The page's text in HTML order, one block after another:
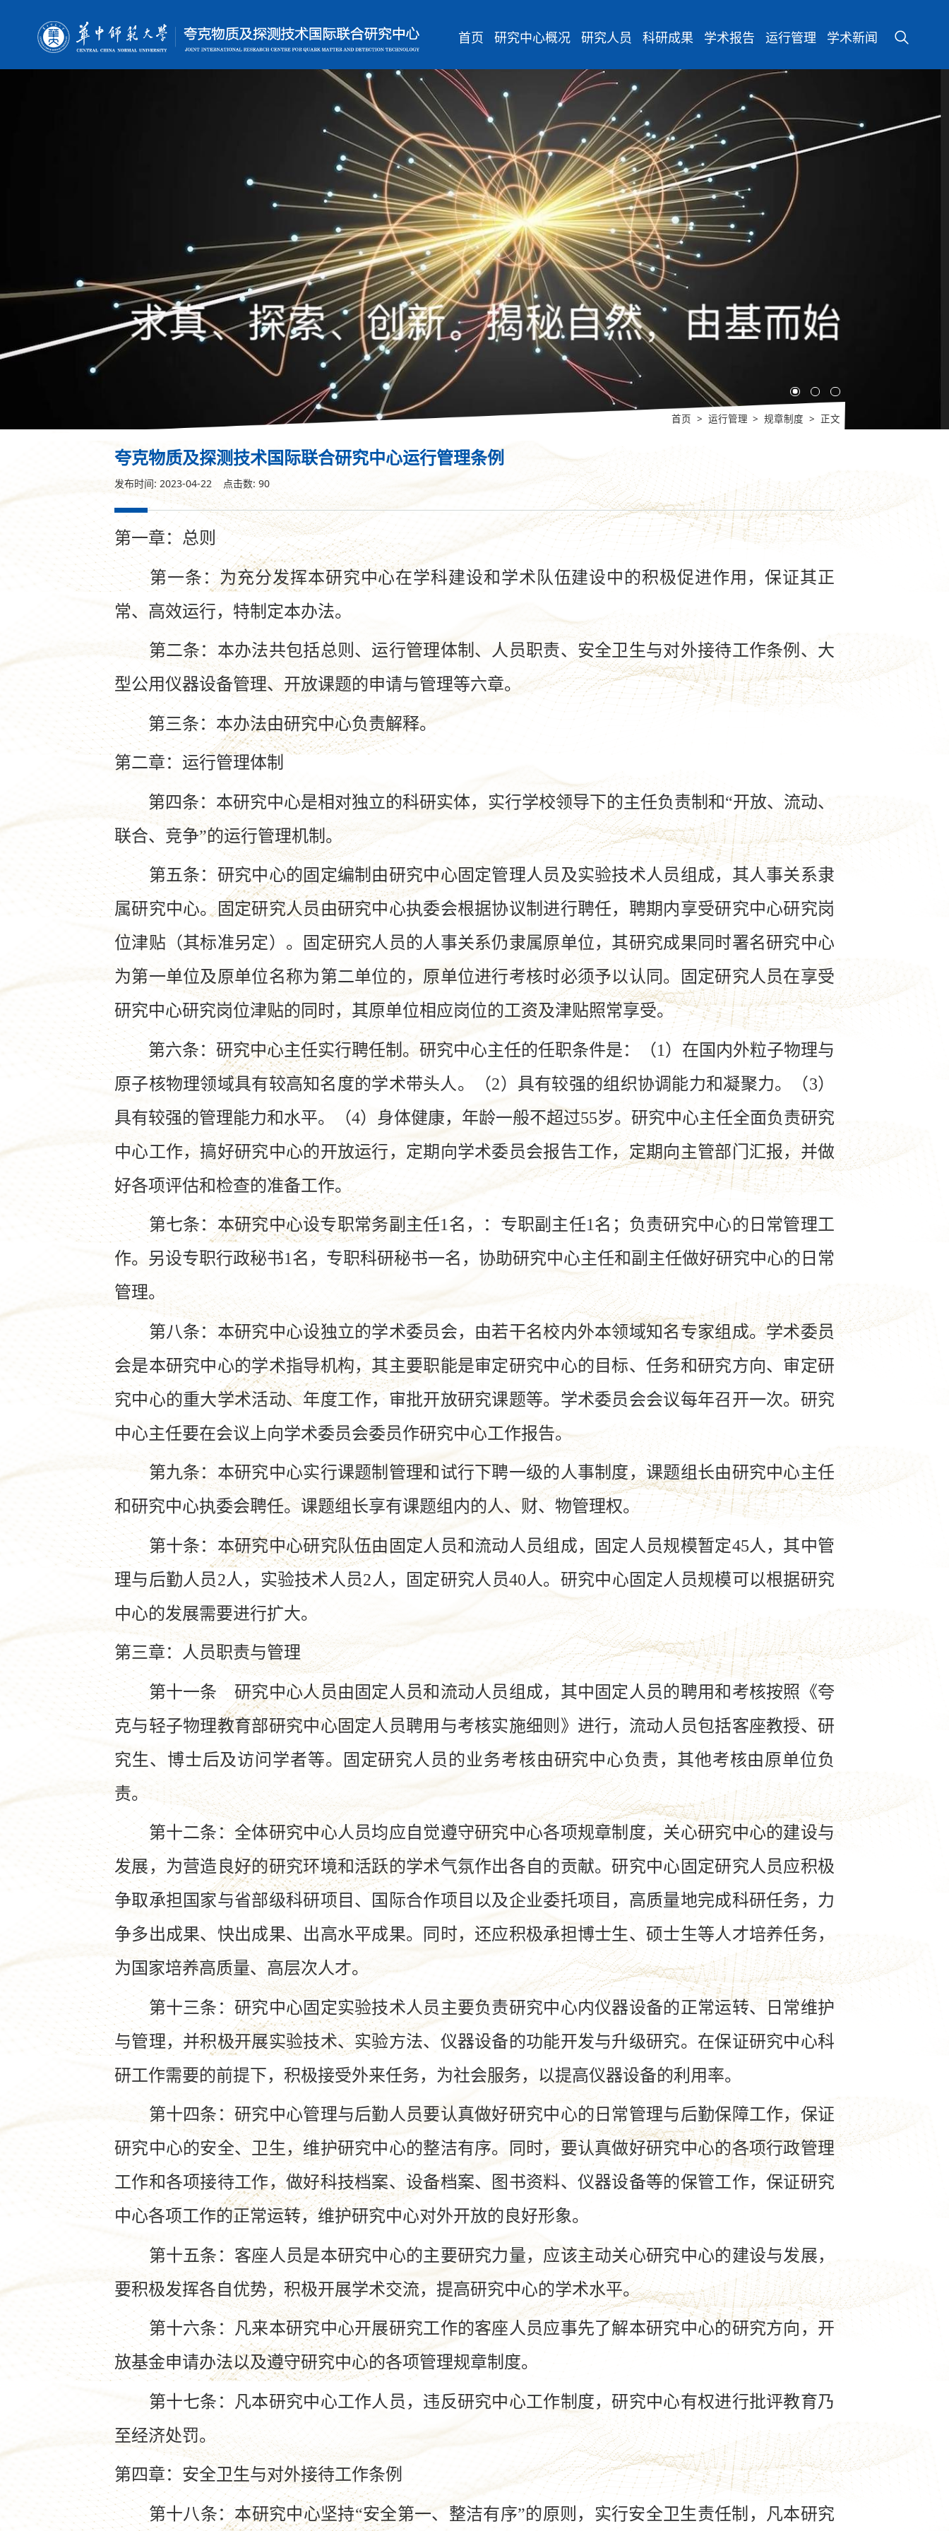
首页 研究中心概况 研究人员 科研成果 学术报告 运行管理 学术新闻
首页 > 运行管理 > 规章制度 > 正文
夸克物质及探测技术国际联合研究中心运行管理条例
发布时间: 2023-04-22 点击数: 90
第一章：总则
第一条：为充分发挥本研究中心在学科建设和学术队伍建设中的积极促进作用，保证其正
常、高效运行，特制定本办法。
第二条：本办法共包括总则、运行管理体制、人员职责、安全卫生与对外接待工作条例、大
型公用仪器设备管理、开放课题的申请与管理等六章。
第三条：本办法由研究中心负责解释。
第二章：运行管理体制
第四条：本研究中心是相对独立的科研实体，实行学校领导下的主任负责制和“开放、流动、
联合、竞争”的运行管理机制。
第五条：研究中心的固定编制由研究中心固定管理人员及实验技术人员组成，其人事关系隶
属研究中心。固定研究人员由研究中心执委会根据协议制进行聘任，聘期内享受研究中心研究岗
位津贴（其标准另定）。固定研究人员的人事关系仍隶属原单位，其研究成果同时署名研究中心
为第一单位及原单位名称为第二单位的，原单位进行考核时必须予以认同。固定研究人员在享受
研究中心研究岗位津贴的同时，其原单位相应岗位的工资及津贴照常享受。
第六条：研究中心主任实行聘任制。研究中心主任的任职条件是：（1）在国内外粒子物理与
原子核物理领域具有较高知名度的学术带头人。（2）具有较强的组织协调能力和凝聚力。（3）
具有较强的管理能力和水平。（4）身体健康，年龄一般不超过55岁。研究中心主任全面负责研究
中心工作，搞好研究中心的开放运行，定期向学术委员会报告工作，定期向主管部门汇报，并做
好各项评估和检查的准备工作。
第七条：本研究中心设专职常务副主任1名，：专职副主任1名；负责研究中心的日常管理工
作。另设专职行政秘书1名，专职科研秘书一名，协助研究中心主任和副主任做好研究中心的日常
管理。
第八条：本研究中心设独立的学术委员会，由若干名校内外本领域知名专家组成。学术委员
会是本研究中心的学术指导机构，其主要职能是审定研究中心的目标、任务和研究方向、审定研
究中心的重大学术活动、年度工作，审批开放研究课题等。学术委员会会议每年召开一次。研究
中心主任要在会议上向学术委员会委员作研究中心工作报告。
第九条：本研究中心实行课题制管理和试行下聘一级的人事制度，课题组长由研究中心主任
和研究中心执委会聘任。课题组长享有课题组内的人、财、物管理权。
第十条：本研究中心研究队伍由固定人员和流动人员组成，固定人员规模暂定45人，其中管
理与后勤人员2人，实验技术人员2人，固定研究人员40人。研究中心固定人员规模可以根据研究
中心的发展需要进行扩大。
第三章：人员职责与管理
第十一条 研究中心人员由固定人员和流动人员组成，其中固定人员的聘用和考核按照《夸
克与轻子物理教育部研究中心固定人员聘用与考核实施细则》进行，流动人员包括客座教授、研
究生、博士后及访问学者等。固定研究人员的业务考核由研究中心负责，其他考核由原单位负
责。
第十二条：全体研究中心人员均应自觉遵守研究中心各项规章制度，关心研究中心的建设与
发展，为营造良好的研究环境和活跃的学术气氛作出各自的贡献。研究中心固定研究人员应积极
争取承担国家与省部级科研项目、国际合作项目以及企业委托项目，高质量地完成科研任务，力
争多出成果、快出成果、出高水平成果。同时，还应积极承担博士生、硕士生等人才培养任务，
为国家培养高质量、高层次人才。
第十三条：研究中心固定实验技术人员主要负责研究中心内仪器设备的正常运转、日常维护
与管理，并积极开展实验技术、实验方法、仪器设备的功能开发与升级研究。在保证研究中心科
研工作需要的前提下，积极接受外来任务，为社会服务，以提高仪器设备的利用率。
第十四条：研究中心管理与后勤人员要认真做好研究中心的日常管理与后勤保障工作，保证
研究中心的安全、卫生，维护研究中心的整洁有序。同时，要认真做好研究中心的各项行政管理
工作和各项接待工作，做好科技档案、设备档案、图书资料、仪器设备等的保管工作，保证研究
中心各项工作的正常运转，维护研究中心对外开放的良好形象。
第十五条：客座人员是本研究中心的主要研究力量，应该主动关心研究中心的建设与发展，
要积极发挥各自优势，积极开展学术交流，提高研究中心的学术水平。
第十六条：凡来本研究中心开展研究工作的客座人员应事先了解本研究中心的研究方向，开
放基金申请办法以及遵守研究中心的各项管理规章制度。
第十七条：凡本研究中心工作人员，违反研究中心工作制度，研究中心有权进行批评教育乃
至经济处罚。
第四章：安全卫生与对外接待工作条例
第十八条：本研究中心坚持“安全第一、整洁有序”的原则，实行安全卫生责任制，凡本研究